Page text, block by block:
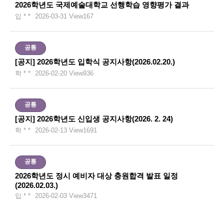
2026학년도 국제예술대학교 선행학습 영향평가 결과
입 * * 2026-03-31 View167
공통
[공지] 2026학년도 입학식 공지사항(2026.02.20.)
학 * * 2026-02-20 View936
공통
[공지] 2026학년도 신입생 공지사항(2026. 2. 24)
학 * * 2026-02-13 View1691
공통
2026학년도 정시 예비자 대상 충원합격 발표 일정
(2026.02.03.)
입 * * 2026-02-03 View3471